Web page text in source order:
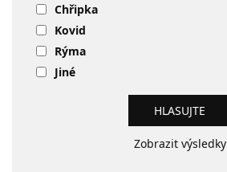
Chřipka
Kovid
Rýma
Jiné
Zobrazit výsledky